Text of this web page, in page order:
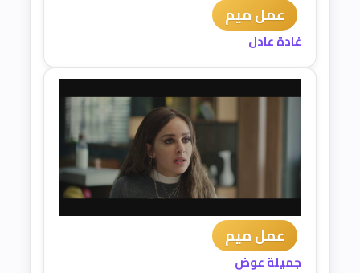
عمل ميم
غادة عادل
عمل ميم
جميلة عوض